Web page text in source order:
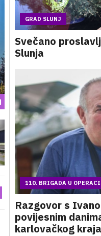
GRAD SLUNJ
Svečano
Slunja
110. BRIGADA U
Razgovor s
povijesnim
karlovačkog kraja